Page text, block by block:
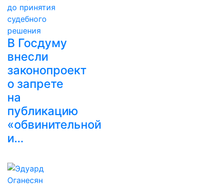
В Госдуму
внесли
законопроект
о запрете
на
публикацию
«обвинительной
и…